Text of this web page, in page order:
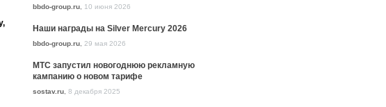
bbdo-group.ru 10 июня 2026
Наши награды на Silver Mercury 2026
bbdo-group.ru 29 мая 2026
МТС запустил новогоднюю рекламную
кампанию о новом тарифе
sostav.ru 8 декабря 2025